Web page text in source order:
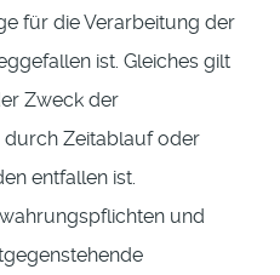
für die Verarbeitung der
ist. Gleiches gilt
Zweck der
durch Zeitablauf oder
entfallen ist.
und